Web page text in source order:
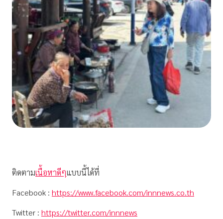
ติดตามเนื้อหาดีๆแบบนี้ได้ที่
Facebook : https://www.facebook.com/innnews.co.th
Twitter : https://twitter.com/innnews